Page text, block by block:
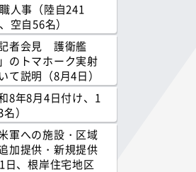
人事（陸自241
空自56名）
者会見 護衛艦
のトマホーク実射
て説明（8月4日）
8年8月4日付け、1
）
軍への施設・区域
加提供・新規提供
日、根岸住宅地区